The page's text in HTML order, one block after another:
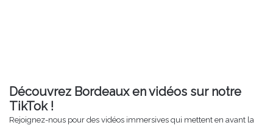
Découvrez Bordeaux en vidéos sur notre
TikTok !
Rejoignez-nous pour des vidéos immersives qui mettent en avant la